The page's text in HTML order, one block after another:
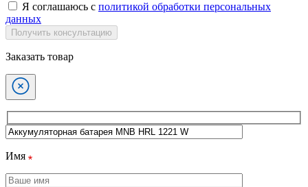
Я соглашаюсь с политикой обработки персональных
данных
Получить консультацию
Заказать товар
Имя